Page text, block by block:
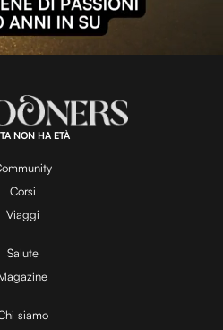
l
a
y
V
i
:
1
0
0
.
0
NON HA ETÀ
Corsi
Viaggi
Salute
siamo